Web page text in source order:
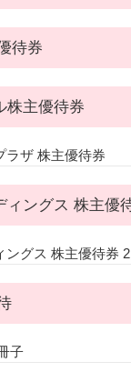
待券
株主優待券
ラザ 株主優待券
ィングス 株主優
ングス 株主優待券
子